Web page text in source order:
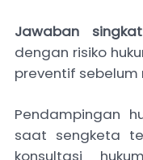
Jawaban
dengan risiko
preventif
Pendampingan
saat sengketa
konsultasi